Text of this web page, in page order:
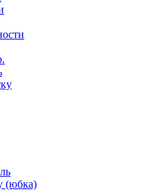
(юбка)